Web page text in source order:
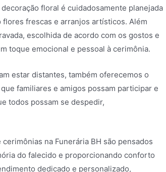
floral é cuidadosamente planejada
frescas e arranjos artísticos. Além
escolhida de acordo com os gostos e
toque emocional e pessoal à cerimônia.
estar distantes, também oferecemos o
familiares e amigos possam participar e
todos possam se despedir,
na Funerária BH são pensados
do falecido e proporcionando conforto
dedicado e personalizado,